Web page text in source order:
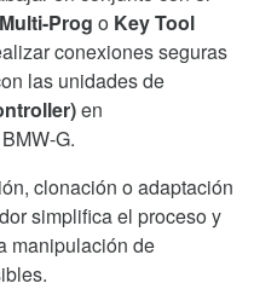
Prog o Key Tool
conexiones seguras
las unidades de
en
G.
clonación o adaptación
simplifica el proceso y
manipulación de